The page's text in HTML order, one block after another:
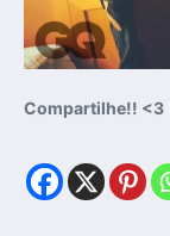
Compartilhe!! <3